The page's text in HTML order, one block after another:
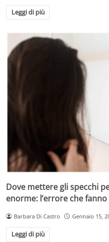
Leggi di più
Dove mettere gli specchi
enorme: l’errore che
Barbara Di Castro Gennaio 15,
Leggi di più